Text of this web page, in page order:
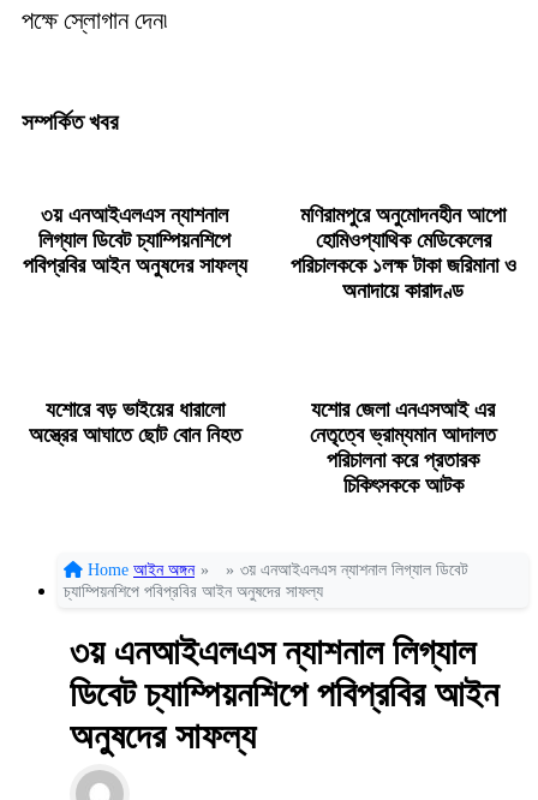
পক্ষে স্লোগান দেন৷
সম্পর্কিত খবর
৩য় এনআইএলএস ন্যাশনাল
লিগ্যাল ডিবেট চ্যাম্পিয়নশিপে
পবিপ্রবির আইন অনুষদের সাফল্য
মণিরামপুরে অনুমোদনহীন আপো
হোমিওপ্যাথিক মেডিকেলের
পরিচালককে ১লক্ষ টাকা জরিমানা ও
অনাদায়ে কারাদণ্ড
যশোরে বড় ভাইয়ের ধারালো
অস্ত্রের আঘাতে ছোট বোন নিহত
যশোর জেলা এনএসআই এর
নেতৃত্বে ভ্রাম্যমান আদালত
পরিচালনা করে প্রতারক
চিকিৎসককে আটক
Home আইন অঙ্গন » » ৩য় এনআইএলএস ন্যাশনাল লিগ্যাল ডিবেট
চ্যাম্পিয়নশিপে পবিপ্রবির আইন অনুষদের সাফল্য
৩য় এনআইএলএস ন্যাশনাল লিগ্যাল
ডিবেট চ্যাম্পিয়নশিপে পবিপ্রবির আইন
অনুষদের সাফল্য